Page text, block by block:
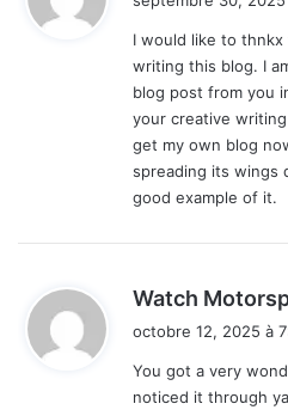
I would like to
writing this blog. I
blog post from you
your creative
get my own blog
spreading its wings
good example of it.
Watch
octobre 12, 2025 à
You got a very
noticed it through